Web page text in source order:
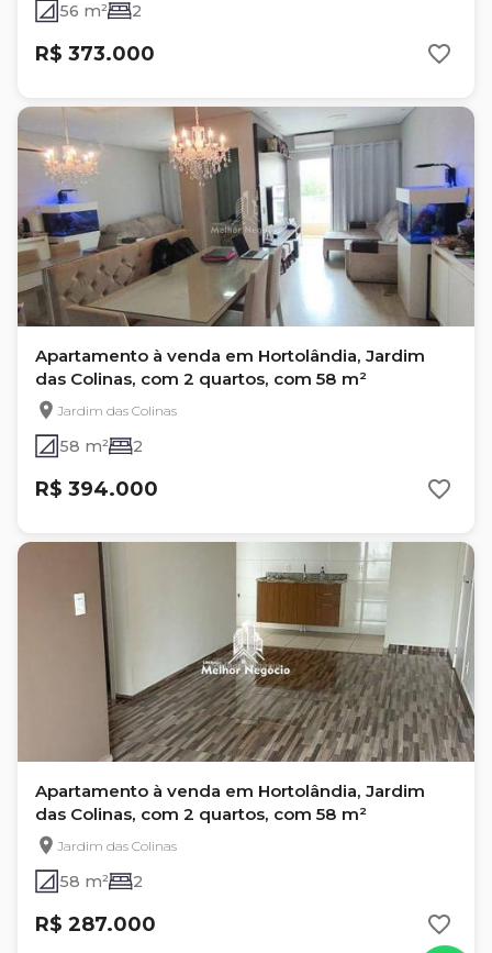
56 m² 2
R$ 373.000
Apartamento à venda em Hortolândia, Jardim
das Colinas, com 2 quartos, com 58 m²
Jardim das Colinas
58 m² 2
R$ 394.000
Apartamento à venda em Hortolândia, Jardim
das Colinas, com 2 quartos, com 58 m²
Jardim das Colinas
58 m² 2
R$ 287.000